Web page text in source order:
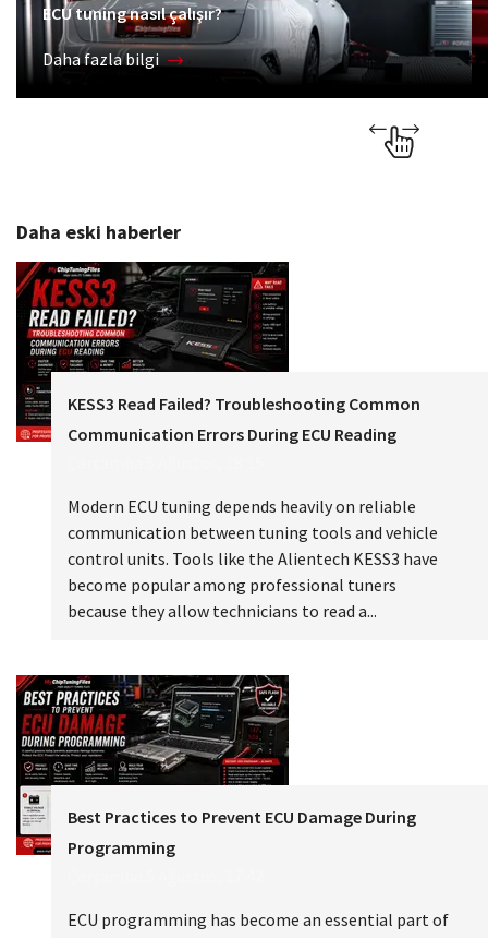
ECU tuning nasıl çalışır?
Daha fazla bilgi
Daha eski haberler
KESS3 Read Failed? Troubleshooting Common
Communication Errors During ECU Reading
Modern ECU tuning depends heavily on reliable
communication between tuning tools and vehicle
control units. Tools like the Alientech KESS3 have
become popular among professional tuners
because they allow technicians to read a...
Best Practices to Prevent ECU Damage During
Programming
ECU programming has become an essential part of